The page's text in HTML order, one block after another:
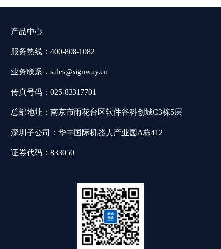
产品中心
服务热线：400-808-1082
业务联系：sales@signway.cn
传真号码：025-83317701
总部地址：南京市雨花台区软件谷科创城C3栋5层
深圳子公司：华丰国际机器人产业园A栋412
证券代码：833050